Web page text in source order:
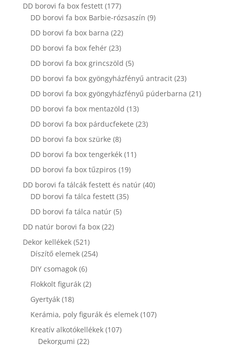
DD borovi fa box festett 177177
termék
DD borovi fa box Barbie-rózsaszín 99
DD borovi fa box barna 2222
termék
DD borovi fa box fehér 2323
termék
DD borovi fa box grincszöld 55
termék
DD borovi fa box gyöngyházfényű antracit 2323
termék
DD borovi fa box gyöngyházfényű púderbarna 2121
DD borovi fa box mentazöld 1313
termék
DD borovi fa box párducfekete 2323
DD borovi fa box szürke 88
termék
DD borovi fa box tengerkék 1111
DD borovi fa box tűzpiros 1919
termék
DD borovi fa tálcák festett és natúr 4040
DD borovi fa tálca festett 3535
DD borovi fa tálca natúr 55
DD natúr borovi fa box 2222
Dekor kellékek 521521
termék
Díszítő elemek 254254
DIY csomagok 66
termék
Flokkolt figurák 22
Gyertyák 1818
termék
Kerámia, poly figurák és elemek 107107
Kreatív alkotókellékek 107107
Dekorgumi 2222